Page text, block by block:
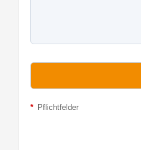
* Pflichtfelder